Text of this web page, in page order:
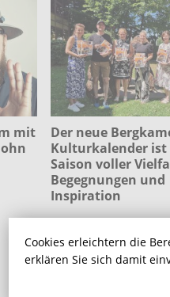
mit
Der neue
Kulturkalender ist
Saison voller
Begegnungen und
Inspiration
Cookies erleichtern die
erklären Sie sich damit